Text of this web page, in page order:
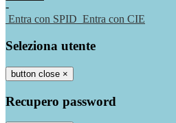
-
Entra con SPID Entra con CIE
Seleziona utente
button close ×
Recupero password